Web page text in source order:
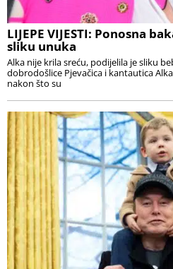
LIJEPE VIJESTI: Ponosna
sliku unuka
Alka nije krila sreću, podijelila je sliku
dobrodošlice Pjevačica i kantautica
nakon što su